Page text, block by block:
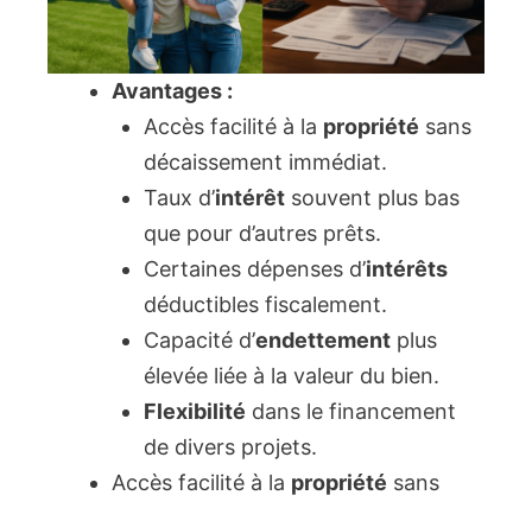
Avantages :
Accès facilité à la propriété sans
décaissement immédiat.
Taux d’intérêt souvent plus bas
que pour d’autres prêts.
Certaines dépenses d’intérêts
déductibles fiscalement.
Capacité d’endettement plus
élevée liée à la valeur du bien.
Flexibilité dans le financement
de divers projets.
Accès facilité à la propriété sans